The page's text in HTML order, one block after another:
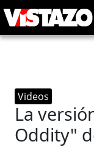
Videos
La
Oddity"